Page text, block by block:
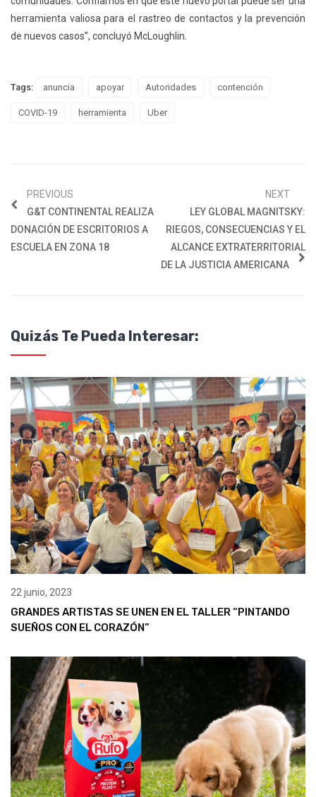
herramienta valiosa para el rastreo de contactos y la prevención
de nuevos casos”, concluyó McLoughlin.
Tags: anuncia apoyar Autoridades contención
COVID-19 herramienta Uber
PREVIOUS
G&T CONTINENTAL REALIZA
DONACIÓN DE ESCRITORIOS A
ESCUELA EN ZONA 18
NEXT
LEY GLOBAL MAGNITSKY:
RIEGOS, CONSECUENCIAS Y EL
ALCANCE EXTRATERRITORIAL
DE LA JUSTICIA AMERICANA
Quizás Te Pueda Interesar:
22 junio, 2023
GRANDES ARTISTAS SE UNEN EN EL TALLER “PINTANDO
SUEÑOS CON EL CORAZÓN”